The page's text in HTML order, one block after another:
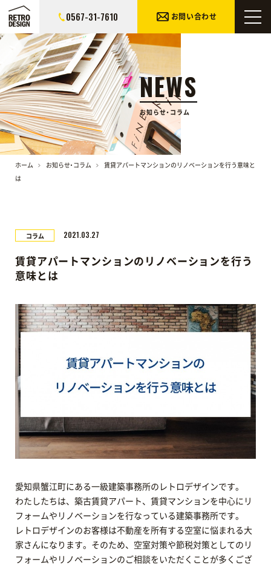
0567-31-7610 お問い合わせ
NEWS
お知らせ・コラム
ホーム お知らせ・コラム 賃貸アパートマンションのリノベーションを行う意味と
は
コラム 2021.03.27
賃貸アパートマンションのリノベーションを行う
意味とは
愛知県蟹江町にある一級建築事務所のレトロデザインです。
わたしたちは、築古賃貸アパート、賃貸マンションを中心にリ
フォームやリノベーションを行なっている建築事務所です。
レトロデザインのお客様は不動産を所有する空室に悩まれる大
家さんになります。そのため、空室対策や節税対策としてのリ
フォームやリノベーションのご相談をいただくことが多くござ